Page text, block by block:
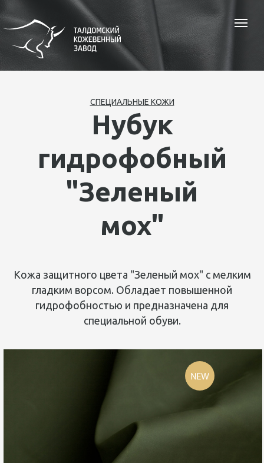
Нубук
гидрофобный
"Зеленый
мох"
СПЕЦИАЛЬНЫЕ КОЖИ
Кожа защитного цвета "Зеленый мох" с мелким
гладким ворсом. Обладает повышенной
гидрофобностью и предназначена для
специальной обуви.